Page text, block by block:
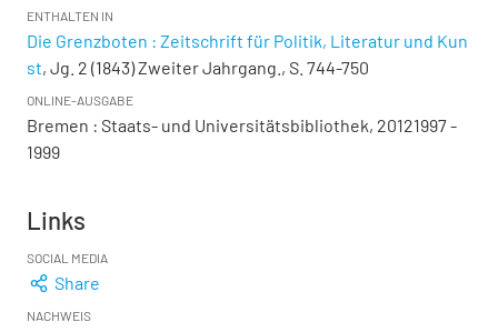
ENTHALTEN IN
Die Grenzboten : Zeitschrift für Politik, Literatur und Kun
st, Jg. 2 (1843) Zweiter Jahrgang., S. 744-750
ONLINE-AUSGABE
Bremen : Staats- und Universitätsbibliothek, 20121997 -
1999
Links
SOCIAL MEDIA
Share
NACHWEIS